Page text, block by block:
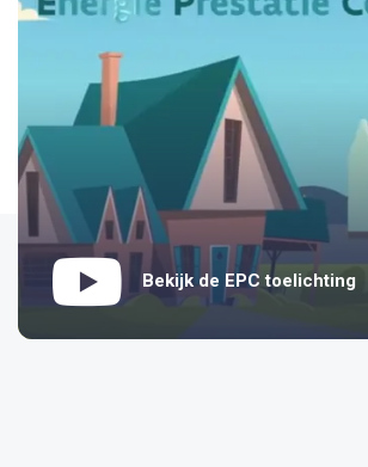
Bekijk de EPC toelichting